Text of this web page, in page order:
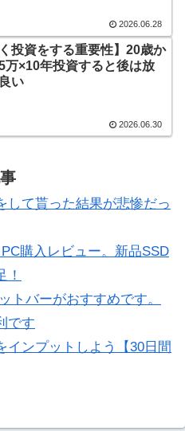
2026.06.28
く投資をする重要性】20歳か
万×10年投資すると後は放
い
2026.06.30
して貰った結果が悲惨だっ
購入レビュー。新品SSD
！
トバーがおすすめです。
です
インプットしよう【30日間